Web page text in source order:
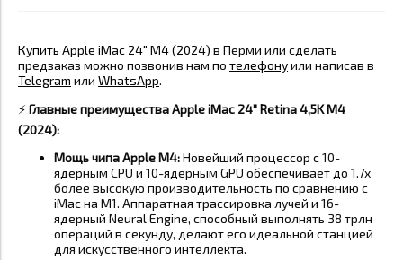
Купить Apple iMac 24" M4 (2024) в Перми или сделать
предзаказ можно позвонив нам по телефонуили написав в
Telegram или WhatsApp.
⚡️Главные преимущества Apple iMac 24" Retina 4,5K M4
(2024):
Мощь чипа Apple M4:Новейший процессор с 10-
ядерным CPU и 10-ядерным GPU обеспечивает до 1.7x
более высокую производительность по сравнению с
iMac на M1. Аппаратная трассировка лучей и 16-
ядерный Neural Engine, способный выполнять 38 трлн
операций в секунду, делают его идеальной станцией
для искусственного интеллекта.